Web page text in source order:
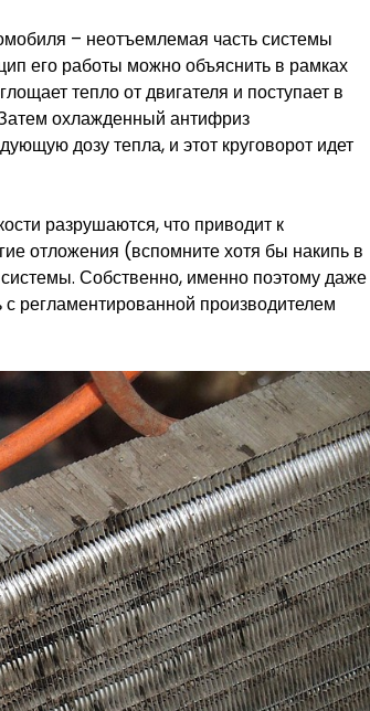
– неотъемлемая часть системы
его работы можно объяснить в рамках
тепло от двигателя и поступает в
охлажденный антифриз
дозу тепла, и этот круговорот идет
разрушаются, что приводит к
отложения (вспомните хотя бы накипь в
Собственно, именно поэтому даже
регламентированной производителем